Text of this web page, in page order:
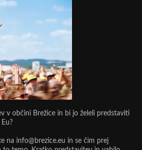
v občini Brežice in bi jo želeli predstaviti
na info@brezice.eu in se čim prej